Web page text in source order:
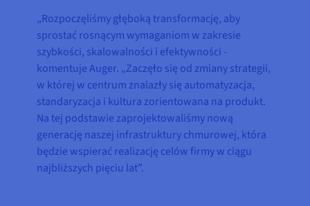
„Rozpoczęliśmy głęboką transformację, aby
sprostać rosnącym wymaganiom w zakresie
szybkości, skalowalności i efektywności -
komentuje Auger. „Zaczęło się od zmiany strategii,
w której w centrum znalazły się automatyzacja,
standaryzacja i kultura zorientowana na produkt.
Na tej podstawie zaprojektowaliśmy nową
generację naszej infrastruktury chmurowej, która
będzie wspierać realizację celów firmy w ciągu
najbliższych pięciu lat”.